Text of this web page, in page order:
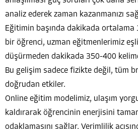
analiz ederek zaman kazanmanızı
Eğitimin başında dakikada ortalama
bir öğrenci, uzman eğitmenlerimiz
düşürmeden dakikada 350-400
Bu gelişim sadece fizikte değil, tüm
doğrudan etkiler.
Online eğitim modelimiz, ulaşım
kaldırarak öğrencinin enerjisini
odaklamasını sağlar. Verimlilik